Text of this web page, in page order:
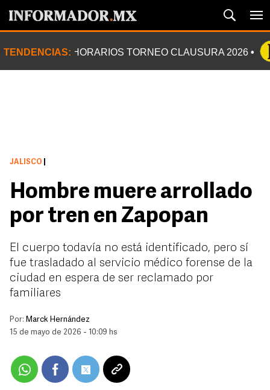
TENDENCIAS: HORARIOS TORNEO CLAUSURA 2026
JALISCO
Hombre muere arrollado
por tren en Zapopan
El cuerpo todavía no está identificado, pero sí
fue trasladado al servicio médico forense de la
ciudad en espera de ser reclamado por
familiares
Por: Marck Hernández
15 de mayo de 2026 - 10:09 hs